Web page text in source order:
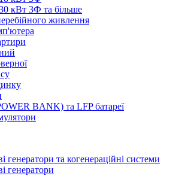
кВт 3Ф та більше
живлення
BANK) та LFP батареї
генератори та когенераційні системи
генератори